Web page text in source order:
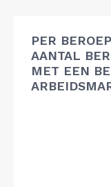
PER
AANTAL
MET EEN